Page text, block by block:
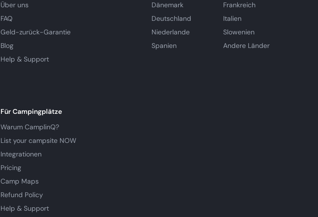
Über uns
FAQ
Geld-zurück-Garantie
Blog
Help & Support
Dänemark
Frankreich
Deutschland
Italien
Niederlande
Slowenien
Spanien
Andere Länder
Für Campingplätze
Warum CamplinQ?
List your campsite NOW
Integrationen
Pricing
Camp Maps
Refund Policy
Help & Support